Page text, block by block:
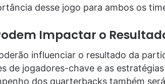
desse jogo para ambos os
Impactar o
influenciar o resultado da
de jogadores-chave e as
dos quarterbacks também